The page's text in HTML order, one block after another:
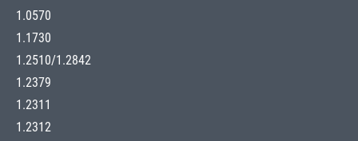
1.0570
1.1730
1.2510/1.2842
1.2379
1.2311
1.2312